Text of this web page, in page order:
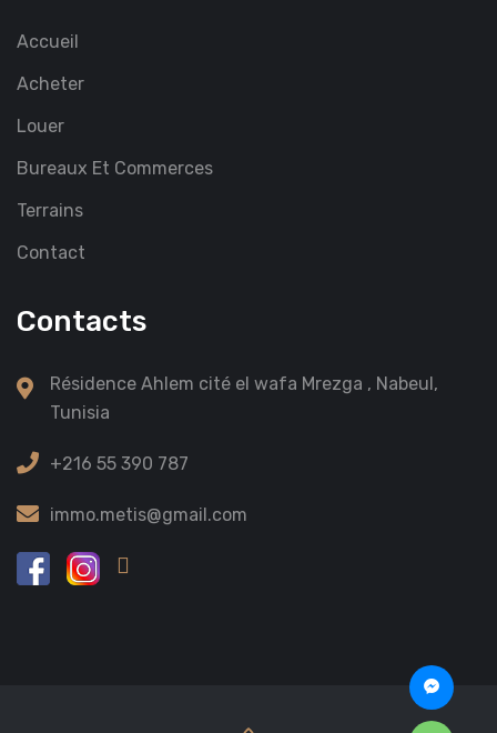
Accueil
Acheter
Louer
Bureaux Et Commerces
Terrains
Contact
Contacts
Résidence Ahlem cité el wafa Mrezga , Nabeul,
Tunisia
+216 55 390 787
immo.metis@gmail.com